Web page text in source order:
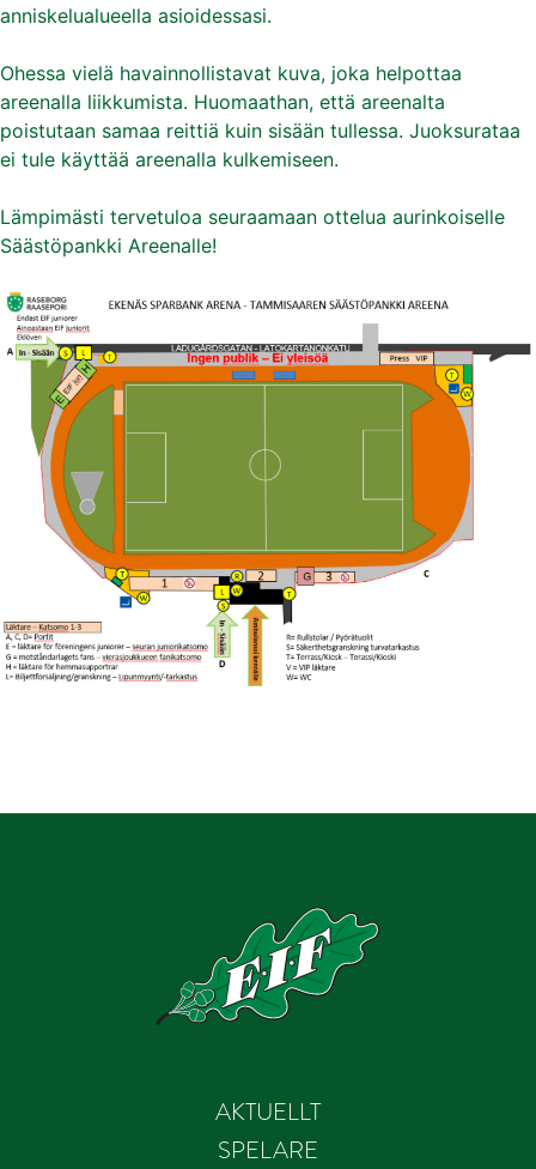
anniskelualueella asioidessasi.
Ohessa vielä havainnollistavat kuva, joka helpottaa
areenalla liikkumista. Huomaathan, että areenalta
poistutaan samaa reittiä kuin sisään tullessa. Juoksurataa
ei tule käyttää areenalla kulkemiseen.
Lämpimästi tervetuloa seuraamaan ottelua aurinkoiselle
Säästöpankki Areenalle!
AKTUELLT
SPELARE